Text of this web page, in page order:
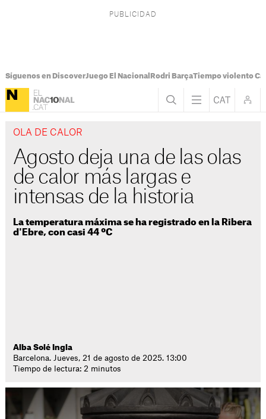
Síguenos en DiscoverJuego El Nacional Rodri BarçaTiempo violento
OLA DE CALOR
Agosto deja una de las olas
de calor más largas e
intensas de la historia
La temperatura máxima se ha registrado en la Ribera
d'Ebre, con casi 44 ºC
Alba Solé Ingla
Barcelona. Jueves, 21 de agosto de 2025. 13:00
Tiempo de lectura: 2 minutos